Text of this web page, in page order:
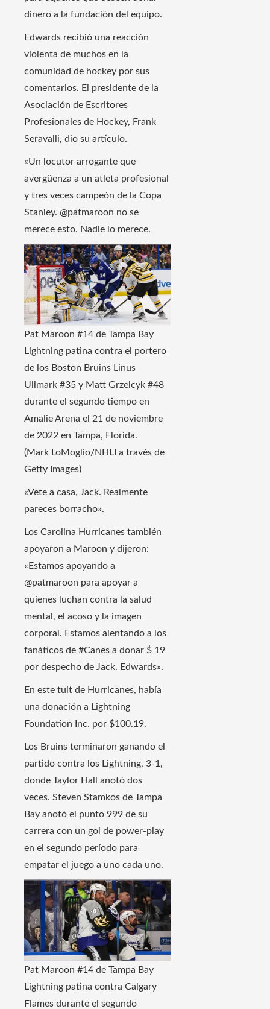
dinero a la fundación del equipo.
Edwards recibió una reacción
violenta de muchos en la
comunidad de hockey por sus
comentarios. El presidente de la
Asociación de Escritores
Profesionales de Hockey, Frank
Seravalli, dio su artículo.
«Un locutor arrogante que
avergüenza a un atleta profesional
y tres veces campeón de la Copa
Stanley. @patmaroon no se
merece esto. Nadie lo merece.
Pat Maroon #14 de Tampa Bay
Lightning patina contra el portero
de los Boston Bruins Linus
Ullmark #35 y Matt Grzelcyk #48
durante el segundo tiempo en
Amalie Arena el 21 de noviembre
de 2022 en Tampa, Florida.
(Mark LoMoglio/NHLI a través de
Getty Images)
«Vete a casa, Jack. Realmente
pareces borracho».
Los Carolina Hurricanes también
apoyaron a Maroon y dijeron:
«Estamos apoyando a
@patmaroon para apoyar a
quienes luchan contra la salud
mental, el acoso y la imagen
corporal. Estamos alentando a los
fanáticos de #Canes a donar $ 19
por despecho de Jack. Edwards».
En este tuit de Hurricanes, había
una donación a Lightning
Foundation Inc. por $100.19.
Los Bruins terminaron ganando el
partido contra los Lightning, 3-1,
donde Taylor Hall anotó dos
veces. Steven Stamkos de Tampa
Bay anotó el punto 999 de su
carrera con un gol de power-play
en el segundo período para
empatar el juego a uno cada uno.
Pat Maroon #14 de Tampa Bay
Lightning patina contra Calgary
Flames durante el segundo